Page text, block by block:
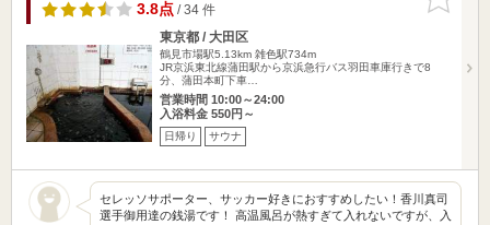
りに追加
3.8点/ 34 件
東京都 / 大田区
鶴見市場駅5.13km 雑色駅734m
JR京浜東北線蒲田駅から京浜急行バス羽田車庫行きで8
分、蒲田本町下車…
営業時間 10:00～24:00
入浴料金 550円～
日帰り サウナ
セレッソサポーター、サッカー好きにおすすめしたい！香川真司
選手御用達の銭湯です！ 高温風呂が熱すぎて入れないですが、入